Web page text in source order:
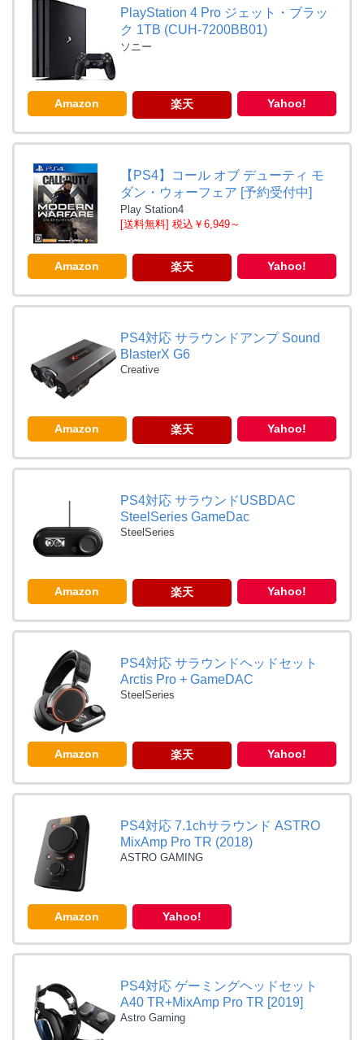
PlayStation 4 Pro ジェット・ブラッ
ク 1TB (CUH-7200BB01)
ソニー
Amazon 楽天 Yahoo!
【PS4】コール オブ デューティ モ
ダン・ウォーフェア [予約受付中]
Play Station4
[送料無料] 税込￥6,949～
Amazon 楽天 Yahoo!
PS4対応 サラウンドアンプ Sound
BlasterX G6
Creative
Amazon 楽天 Yahoo!
PS4対応 サラウンドUSBDAC
SteelSeries GameDac
SteelSeries
Amazon 楽天 Yahoo!
PS4対応 サラウンドヘッドセット
Arctis Pro + GameDAC
SteelSeries
Amazon 楽天 Yahoo!
PS4対応 7.1chサラウンド ASTRO
MixAmp Pro TR (2018)
ASTRO GAMING
Amazon Yahoo!
PS4対応 ゲーミングヘッドセット
A40 TR+MixAmp Pro TR [2019]
Astro Gaming